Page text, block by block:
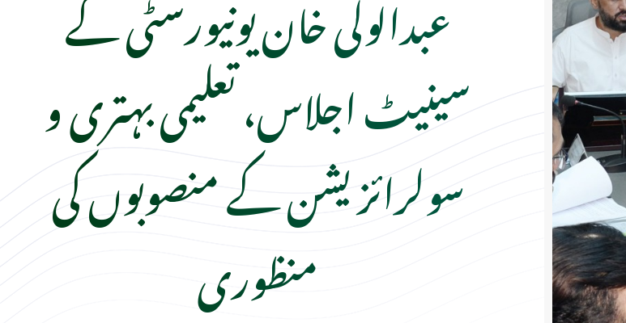
سینیٹ اجلاس، تعلیمی بہتری و
سولرائزیشن کے منصوبوں کی
منظوری